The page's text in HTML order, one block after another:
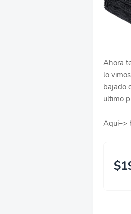
Ahora
lo
bajado
ultimo
Aqui–>